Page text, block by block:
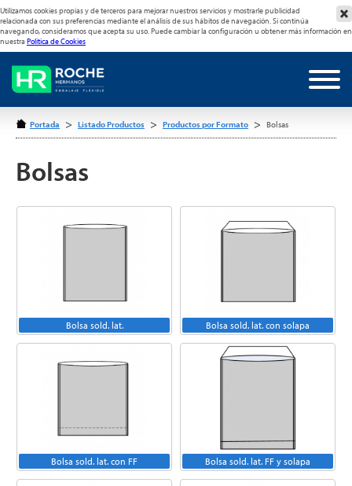
Utilizamos cookies propias y de terceros para mejorar nuestros servicios y mostrarle publicidad
relacionada con sus preferencias mediante el análisis de sus hábitos de navegación. Si continúa
navegando, consideramos que acepta su uso. Puede cambiar la configuración u obtener más información en
nuestraPolítica de Cookies
Portada > Listado Productos > Productos por Formato > Bolsas
Bolsas
Bolsa sold. lat. Bolsa sold. lat. con solapa
Bolsa sold. lat. con FF Bolsa sold. lat. FF y solapa